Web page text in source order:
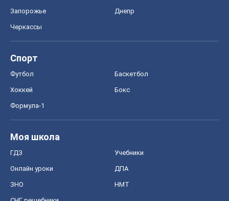
Запорожье Днепр
Черкассы
Спорт
Футбол Баскетбол
Хоккей Бокс
Формула-1
Моя школа
ГДЗ Учебники
Онлайн уроки ДПА
ЗНО НМТ